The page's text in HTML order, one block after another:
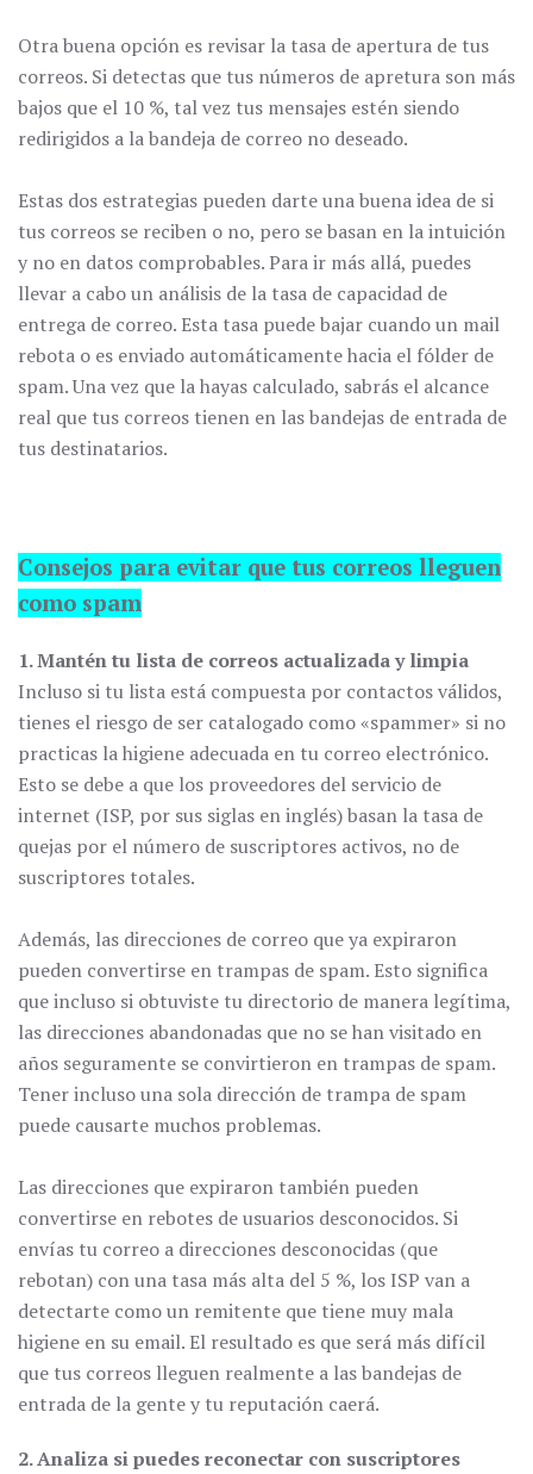
Otra buena opción es revisar la tasa de apertura de tus
correos. Si detectas que tus números de apretura son más
bajos que el 10 %, tal vez tus mensajes estén siendo
redirigidos a la bandeja de correo no deseado.
Estas dos estrategias pueden darte una buena idea de si
tus correos se reciben o no, pero se basan en la intuición
y no en datos comprobables. Para ir más allá, puedes
llevar a cabo un análisis de la tasa de capacidad de
entrega de correo. Esta tasa puede bajar cuando un mail
rebota o es enviado automáticamente hacia el fólder de
spam. Una vez que la hayas calculado, sabrás el alcance
real que tus correos tienen en las bandejas de entrada de
tus destinatarios.
Consejos para evitar que tus correos lleguen
como spam
1. Mantén tu lista de correos actualizada y limpia
Incluso si tu lista está compuesta por contactos válidos,
tienes el riesgo de ser catalogado como «spammer» si no
practicas la higiene adecuada en tu correo electrónico.
Esto se debe a que los proveedores del servicio de
internet (ISP, por sus siglas en inglés) basan la tasa de
quejas por el número de suscriptores activos, no de
suscriptores totales.
Además, las direcciones de correo que ya expiraron
pueden convertirse en trampas de spam. Esto significa
que incluso si obtuviste tu directorio de manera legítima,
las direcciones abandonadas que no se han visitado en
años seguramente se convirtieron en trampas de spam.
Tener incluso una sola dirección de trampa de spam
puede causarte muchos problemas.
Las direcciones que expiraron también pueden
convertirse en rebotes de usuarios desconocidos. Si
envías tu correo a direcciones desconocidas (que
rebotan) con una tasa más alta del 5 %, los ISP van a
detectarte como un remitente que tiene muy mala
higiene en su email. El resultado es que será más difícil
que tus correos lleguen realmente a las bandejas de
entrada de la gente y tu reputación caerá.
2. Analiza si puedes reconectar con suscriptores